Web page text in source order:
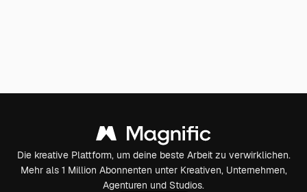
Die kreative Plattform, um deine beste Arbeit zu verwirklichen.
Mehr als 1 Million Abonnenten unter Kreativen, Unternehmen,
Agenturen und Studios.